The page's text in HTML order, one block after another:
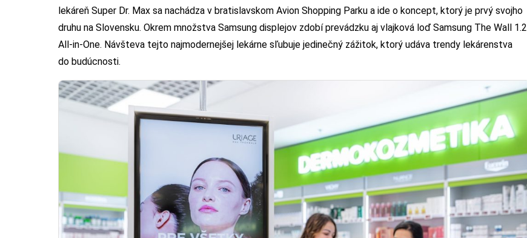
lekáreň Super Dr. Max sa nachádza v bratislavskom Avion Shopping Parku a ide o koncept, ktorý je prvý svojho
druhu na Slovensku. Okrem množstva Samsung displejov zdobí prevádzku aj vlajková loď Samsung The Wall 1.2
All-in-One. Návšteva tejto najmodernejšej lekárne sľubuje jedinečný zážitok, ktorý udáva trendy lekárenstva
do budúcnosti.